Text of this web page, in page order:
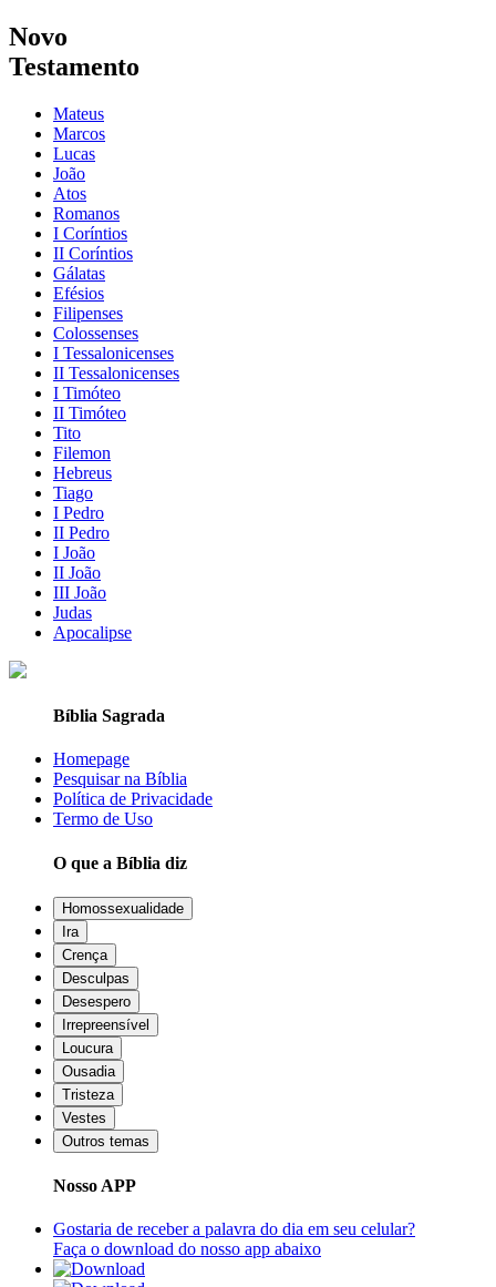
Novo
Testamento
Mateus
Marcos
Lucas
João
Atos
Romanos
I Coríntios
II Coríntios
Gálatas
Efésios
Filipenses
Colossenses
I Tessalonicenses
II Tessalonicenses
I Timóteo
II Timóteo
Tito
Filemon
Hebreus
Tiago
I Pedro
II Pedro
I João
II João
III João
Judas
Apocalipse
Bíblia Sagrada
Homepage
Pesquisar na Bíblia
Política de Privacidade
Termo de Uso
O que a Bíblia diz
Homossexualidade
Ira
Crença
Desculpas
Desespero
Irrepreensível
Loucura
Ousadia
Tristeza
Vestes
Outros temas
Nosso APP
Gostaria de receber a palavra do dia em seu celular?
Faça o download do nosso app abaixo